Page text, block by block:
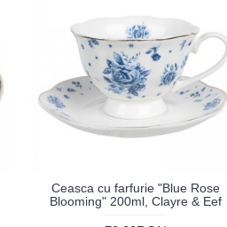
Ceasca cu farfurie "Blue Rose
Blooming" 200ml, Clayre & Eef